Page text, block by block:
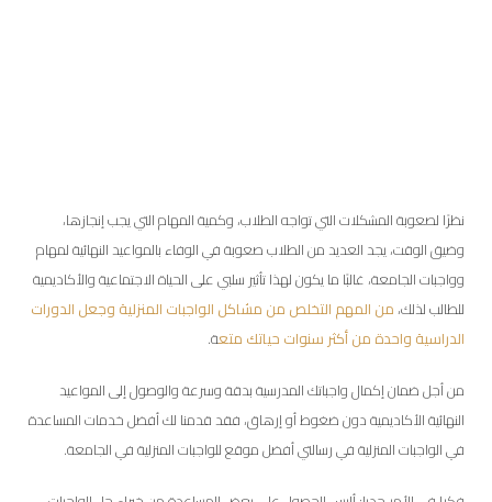
نظرًا لصعوبة المشكلات التي تواجه الطلاب، وكمية المهام التي يجب إنجازها،
وضيق الوقت، يجد العديد من الطلاب صعوبة في الوفاء بالمواعيد النهائية لمهام
وواجبات الجامعة، غالبًا ما يكون لهذا تأثير سلبي على الحياة الاجتماعية والأكاديمية
للطالب لذلك،من المهم التخلص من مشاكل الواجبات المنزلية وجعل الدورات
الدراسية واحدة من أكثر سنوات حياتك متعة.
من أجل ضمان إكمال واجباتك المدرسية بدقة وسرعة والوصول إلى المواعيد
النهائية الأكاديمية دون ضغوط أو إرهاق، فقد قدمنا ​​لك أفضل خدمات المساعدة
في الواجبات المنزلية في رسالتي أفضل موقع للواجبات المنزلية في الجامعة.